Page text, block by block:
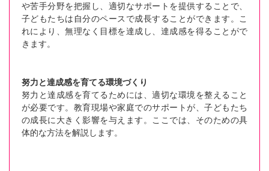
や苦手分野を把握し、適切なサポートを提供することで、
子どもたちは自分のペースで成長することができます。こ
れにより、無理なく目標を達成し、達成感を得ることがで
きます。
努力と達成感を育てる環境づくり
努力と達成感を育てるためには、適切な環境を整えること
が必要です。教育現場や家庭でのサポートが、子どもたち
の成長に大きく影響を与えます。ここでは、そのための具
体的な方法を解説します。